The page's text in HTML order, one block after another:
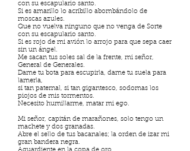
con su escapulario santo.
Si es amarillo lo acribillo abombándolo de
moscas azules.
Que no vuelva ninguno que no venga de Sorte
con su escapulario santo.
Si es rojo de mi avión lo arrojo para que sepa caer
sin un ángel.
Me sacan tus soles sal de la frente, mi señor,
General de Generales.
Dame tu bota para escupirla, dame tu suela para
lamerla,
si tan paternal, si tan gigantesco, sodomas los
piojos de mis tormentos.
Necesito humillarme, matar mi ego.
Mi señor, capitán de marañones, solo tengo un
machete y dos granadas.
Abre el sello de tus bacanales; la orden de izar mi
gran bandera negra.